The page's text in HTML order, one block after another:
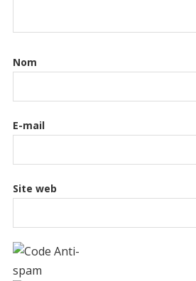
Nom
E-mail
Site web